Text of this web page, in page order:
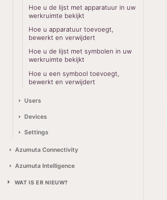
Hoe u de lijst met apparatuur in uw
werkruimte bekijkt
Hoe u apparatuur toevoegt,
bewerkt en verwijdert
Hoe u de lijst met symbolen in uw
werkruimte bekijkt
Hoe u een symbool toevoegt,
bewerkt en verwijdert
Users
Devices
Settings
Azumuta Connectivity
Azumuta Intelligence
WAT IS ER NIEUW?